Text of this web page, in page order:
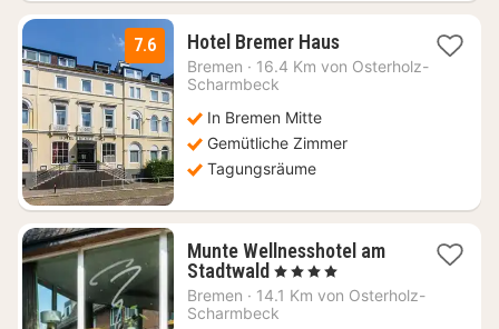
7.6 Hotel Bremer Haus1
Nacht
Bremen · 16.4 Km von Osterholz-
Scharmbeck
In Bremen Mitte
Gemütliche Zimmer
Tagungsräume
Munte Wellnesshotel am
Stadtwald 1
Nacht
ab
, 4 Sterne
Bremen · 14.1 Km von Osterholz-
Scharmbeck